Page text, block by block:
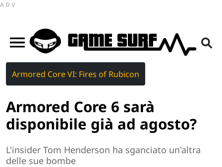
ADV
Armored Core VI: Fires of Rubicon
Armored Core 6 sarà
disponibile già ad agosto?
L'insider Tom Henderson ha sganciato un'altra
delle sue bombe